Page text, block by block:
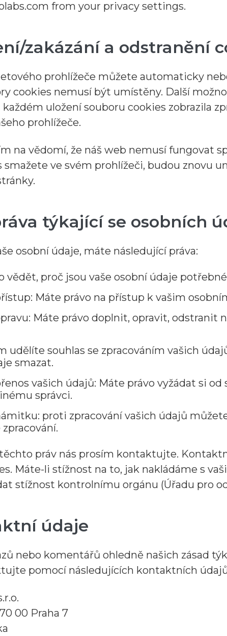
from your privacy settings.
zakázání a odstranění
prohlížeče můžete automaticky
cookies nemusí být umístěny. Další
každém uložení souboru cookies zobrazila
prohlížeče.
na vědomí, že náš web nemusí fungovat
smažete ve svém prohlížeči, budou znovu
týkající se osobních
osobní údaje, máte následující práva:
vědět, proč jsou vaše osobní údaje
Máte právo na přístup k vašim
Máte právo doplnit, opravit, odstranit
udělíte souhlas se zpracováním vašich
smazat.
vašich údajů: Máte právo vyžádat si
správci.
proti zpracování vašich údajů
práv nás prosím kontaktujte.
Máte-li stížnost na to, jak nakládáme s
stížnost kontrolnímu orgánu (Úřadu pro
údaje
nebo komentářů ohledně našich zásad
pomocí následujících kontaktních
00 Praha 7